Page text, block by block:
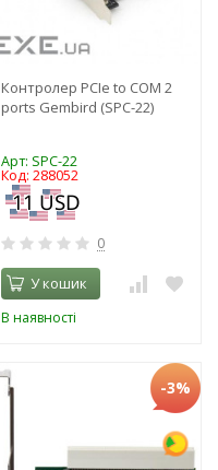
Контролер PCIe to COM 2
ports Gembird (SPC-22)
Арт: SPC-22
Код: 288052
0
У кошик
В наявності
-3%